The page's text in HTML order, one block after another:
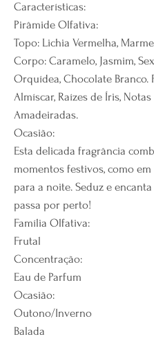
Características:
Pirâmide Olfativa:
Topo: Lichia Vermelha,
Corpo: Caramelo, Jasmim,
Orquídea, Chocolate Branco.
Almíscar, Raízes de Íris, Notas
Amadeiradas.
Ocasião:
Esta delicada fragrância
momentos festivos, como em
para a noite. Seduz e
passa por perto!
Família Olfativa:
Frutal
Concentração:
Eau de Parfum
Ocasião:
Outono/Inverno
Balada